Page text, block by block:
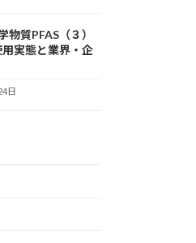
物質PFAS（３）
用実態と業界・企
日